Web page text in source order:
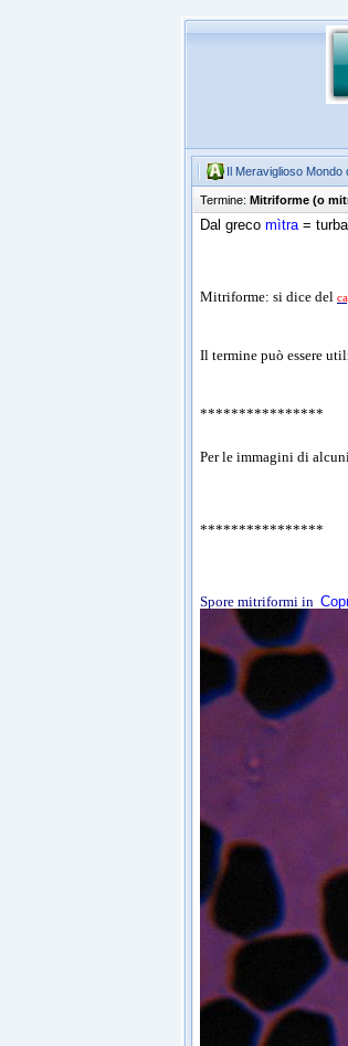
Il Meraviglioso Mondo
Termine: Mitriforme (o
Dal greco mìtra=
Mitriforme: si dice del
Il termine può essere
****************
Per le immagini di
****************
Spore mitriformi in